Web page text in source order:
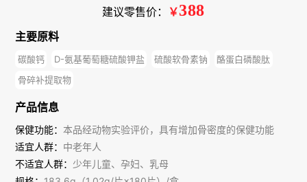
建议零售价： ￥388
主要原料
碳酸钙 D-氨基葡萄糖硫酸钾盐 硫酸软骨素钠
酪蛋白磷酸肽
骨碎补提取物
产品信息
保健功能：本品经动物实验评价，具有增加骨密度的保健功能
适宜人群： 中老年人
不适宜人群： 少年儿童、孕妇、乳母